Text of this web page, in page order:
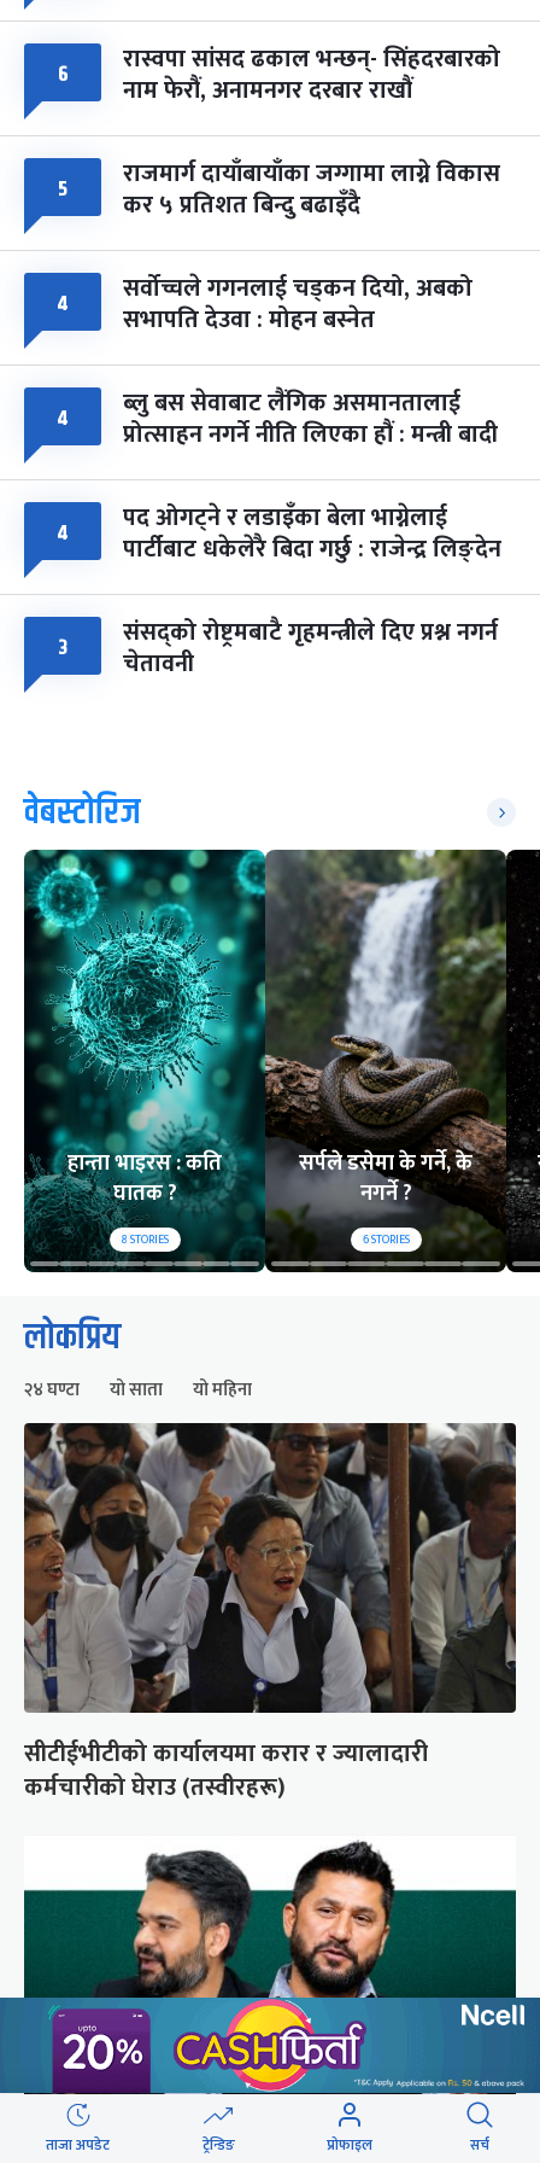
६ रास्वपा सांसद ढकाल भन्छन्- सिंहदरबारको
नाम फेरौं, अनामनगर दरबार राखौं
५ राजमार्ग दायाँबायाँका जग्गामा लाग्ने विकास
कर ५ प्रतिशत बिन्दु बढाइँदै
४ सर्वोच्चले गगनलाई चड्कन दियो, अबको
सभापति देउवा : मोहन बस्नेत
४ ब्लु बस सेवाबाट लैंगिक असमानतालाई
प्रोत्साहन नगर्ने नीति लिएका हौं : मन्त्री बादी
४ पद ओगट्ने र लडाइँका बेला भाग्नेलाई
पार्टीबाट धकेलेरै बिदा गर्छु : राजेन्द्र लिङ्देन
३ संसद्को रोष्ट्रमबाटै गृहमन्त्रीले दिए प्रश्न नगर्न
चेतावनी
वेबस्टोरिज
हान्ता भाइरस : कति
घातक ?
8STORIES
सर्पले डसेमा के गर्ने, के
नगर्ने ?
6STORIES
लोकप्रिय
२४ घण्टा यो साता यो महिना
सीटीईभीटीको कार्यालयमा करार र ज्यालादारी
कर्मचारीको घेराउ (तस्वीरहरू)
ताजा अपडेट ट्रेन्डिङ प्रोफाइल सर्च